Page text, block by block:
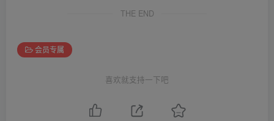
THE END
会员专属
喜欢就支持一下吧